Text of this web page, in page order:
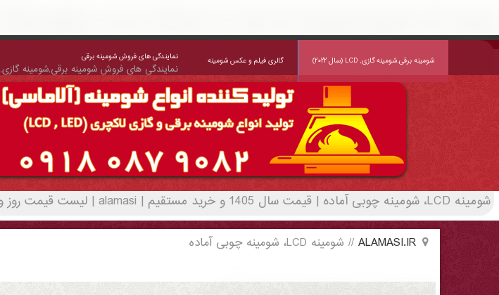
شومینه برقی,شومینه گازی, LCD (سال ۲۰۲۲) گالری فیلم و عکس شومینه نمایندگی های فروش شومینه برقی
نمایندگی های فروش شومینه برقی,شومینه گازی, LCD شومینه در شهرستان ها
شومینه LCD، شومینه چوبی آماده | قیمت سال 1405 و خرید مستقیم | alamasi | لیست قیمت روز و خرید مستقیم ، مناسب تر از نمایندگی شهرستان ها
ALAMASI.IR
// شومینه LCD، شومینه چوبی آماده